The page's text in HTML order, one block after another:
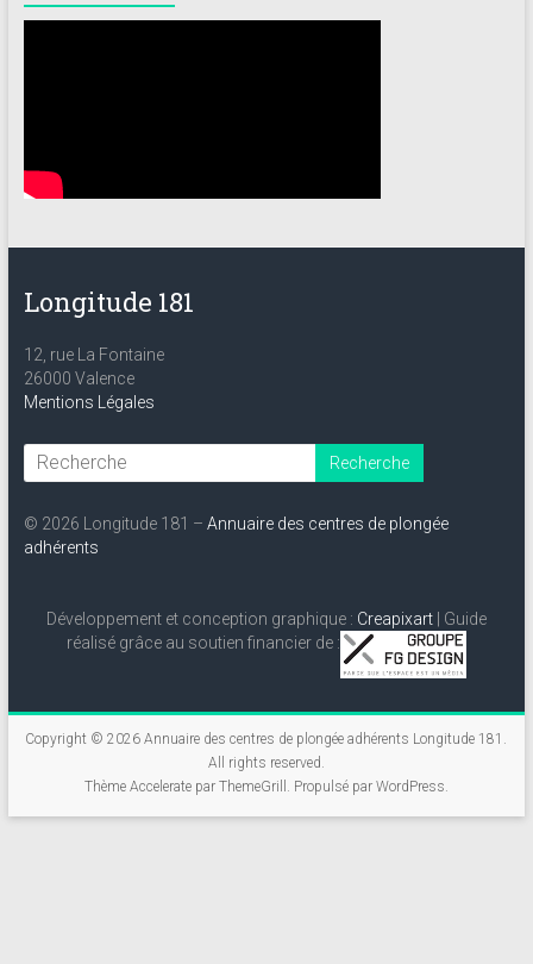
Longitude 181
12, rue La Fontaine
26000 Valence
Mentions Légales
© 2026 Longitude 181 – Annuaire des centres de plongée
adhérents
Développement et conception graphique : Creapixart| Guide
réalisé grâce au soutien financier de :
Copyright © 2026Annuaire des centres de plongée adhérents Longitude 181
All rights reserved.
Thème Acceleratepar ThemeGrill. Propulsé par WordPress